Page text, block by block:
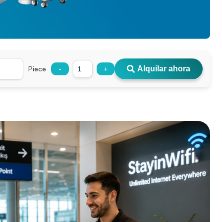
Piece - + Alquilar ahora